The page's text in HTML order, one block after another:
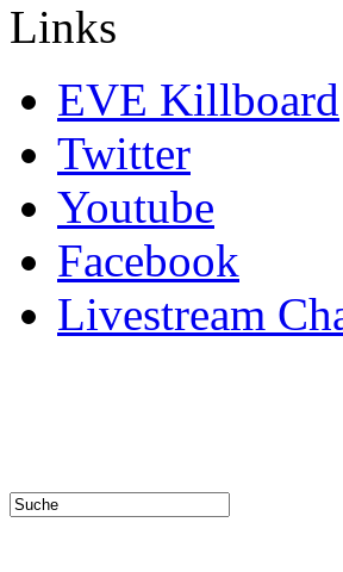
Links
EVE Killboard
Twitter
Youtube
Facebook
Livestream